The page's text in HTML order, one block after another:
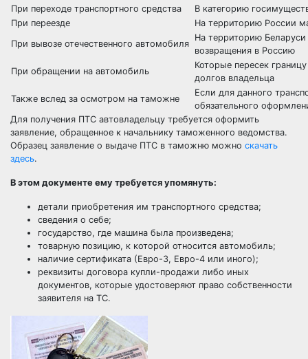
При переходе транспортного средства
В категорию
При переезде
На территорию России
При вывозе отечественного автомобиля
На территорию
возвращения в Россию
При обращении на автомобиль
Которые пересек
долгов владельца
Также вслед за осмотром на таможне
Если для данного
обязательного
Для получения ПТС автовладельцу требуется оформить
заявление, обращенное к начальнику таможенного ведомства.
Образец заявление о выдаче ПТС в таможню можно скачать
здесь.
В этом документе ему требуется упомянуть:
детали приобретения им транспортного средства;
сведения о себе;
государство, где машина была произведена;
товарную позицию, к которой относится автомобиль;
наличие сертификата (Евро-3, Евро-4 или иного);
реквизиты договора купли-продажи либо иных
документов, которые удостоверяют право собственности
заявителя на ТС.